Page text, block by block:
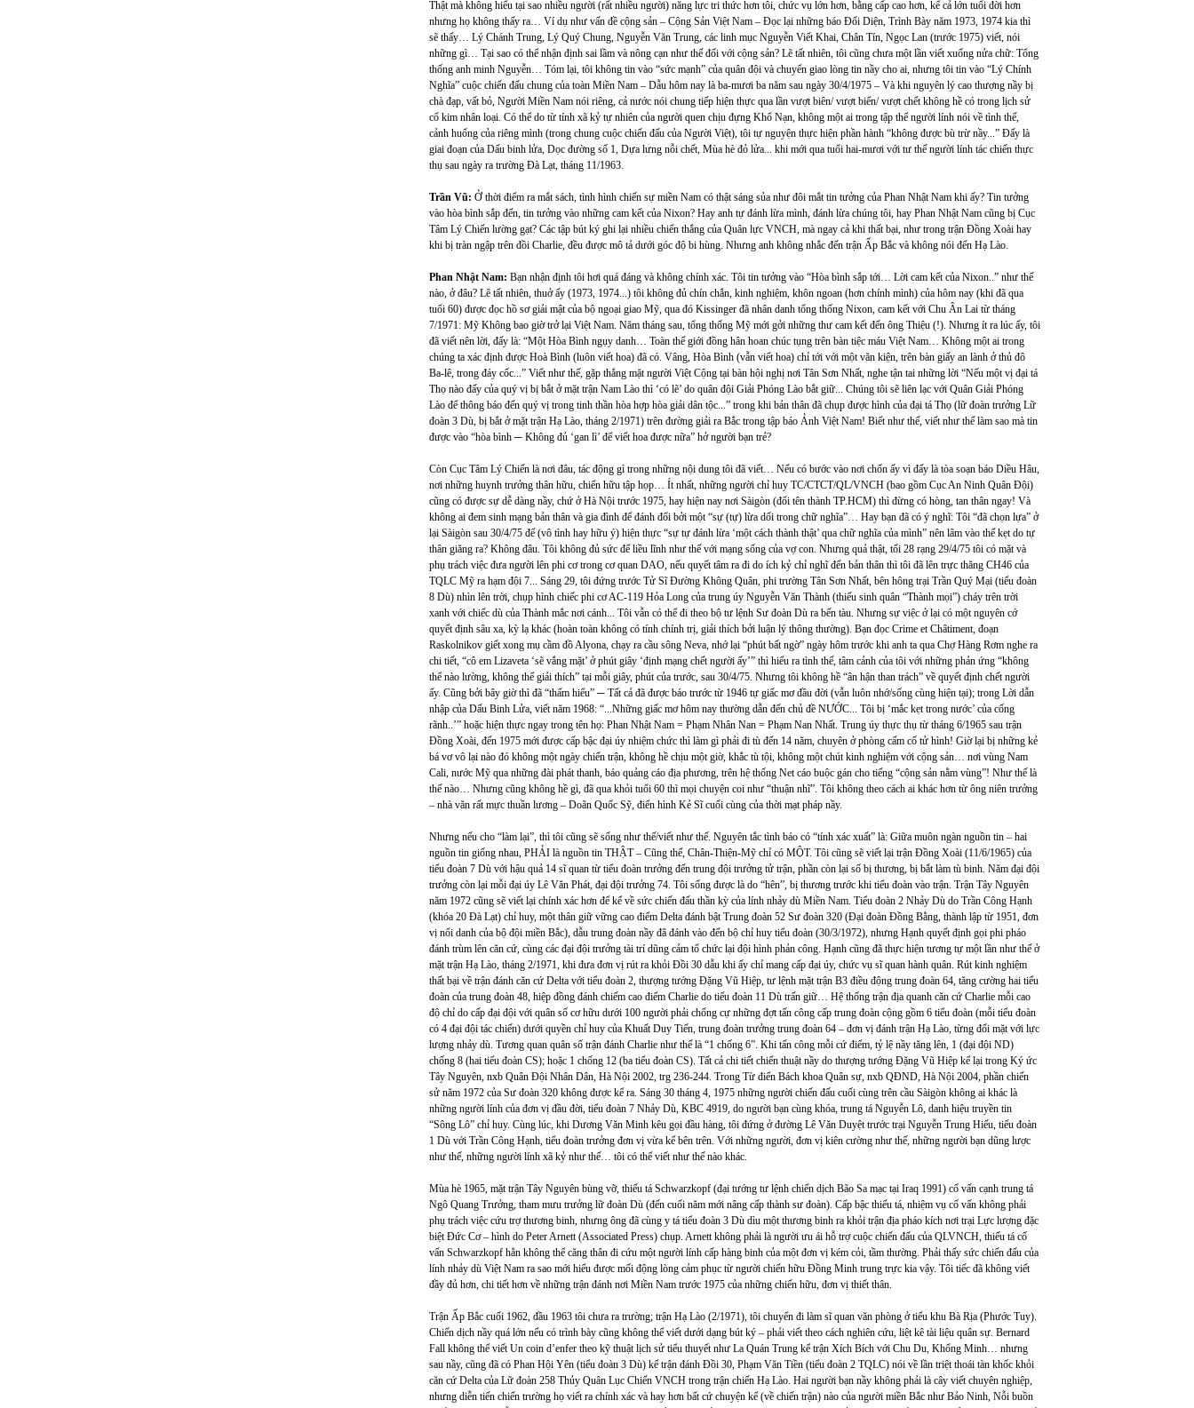
Thật mà không hiểu tại sao nhiều người (rất nhiều người) năng lực tri thức hơn tôi, chức vụ lớn hơn, bằng cấp cao hơn, kể cả lớn tuổi đời hơn
nhưng họ không thấy ra… Ví dụ như vấn đề cộng sản – Cộng Sản Việt Nam – Đọc lại những báo Đối Diện, Trình Bày năm 1973, 1974 kia thì
sẽ thấy… Lý Chánh Trung, Lý Quý Chung, Nguyễn Văn Trung, các linh mục Nguyễn Viết Khai, Chân Tín, Ngọc Lan (trước 1975) viết, nói
những gì… Tại sao có thể nhận định sai lầm và nông cạn như thế đối với cộng sản? Lẽ tất nhiên, tôi cũng chưa một lần viết xuống nửa chữ: Tổng
thống anh minh Nguyễn… Tóm lại, tôi không tin vào “sức mạnh” của quân đội và chuyển giao lòng tin nầy cho ai, nhưng tôi tin vào “Lý Chính
Nghĩa” cuộc chiến đấu chung của toàn Miền Nam – Dẫu hôm nay là ba-mươi ba năm sau ngày 30/4/1975 – Và khi nguyên lý cao thượng nầy bị
chà đạp, vất bỏ, Người Miền Nam nói riêng, cả nước nói chung tiếp hiện thực qua lần vượt biên/ vượt biển/ vượt chết không hề có trong lịch sử
cổ kim nhân loại. Có thể do từ tính xã kỷ tự nhiên của người quen chịu đựng Khổ Nạn, không một ai trong tập thể người lính nói về tình thế,
cảnh huống của riêng mình (trong chung cuộc chiến đấu của Người Việt), tôi tự nguyện thực hiện phần hành “không được bù trừ nầy...” Đấy là
giai đoạn của Dấu binh lửa, Dọc đường số 1, Dựa lưng nỗi chết, Mùa hè đỏ lửa... khi mới qua tuổi hai-mươi với tư thế người lính tác chiến thực
thụ sau ngày ra trường Đà Lạt, tháng 11/1963.
Trần Vũ: Ở thời điểm ra mắt sách, tình hình chiến sự miền Nam có thật sáng sủa như đôi mắt tin tưởng của Phan Nhật Nam khi ấy? Tin tưởng
vào hòa bình sắp đến, tin tưởng vào những cam kết của Nixon? Hay anh tự đánh lừa mình, đánh lừa chúng tôi, hay Phan Nhật Nam cũng bị Cục
Tâm Lý Chiến lường gạt? Các tập bút ký ghi lại nhiều chiến thắng của Quân lực VNCH, mà ngay cả khi thất bại, như trong trận Đồng Xoài hay
khi bị tràn ngập trên đồi Charlie, đều được mô tả dưới góc độ bi hùng. Nhưng anh không nhắc đến trận Ấp Bắc và không nói đến Hạ Lào.
Phan Nhật Nam: Bạn nhận định tôi hơi quá đáng và không chính xác. Tôi tin tưởng vào “Hòa bình sắp tới… Lời cam kết của Nixon..” như thế
nào, ở đâu? Lẽ tất nhiên, thuở ấy (1973, 1974...) tôi không đủ chín chắn, kinh nghiệm, khôn ngoan (hơn chính mình) của hôm nay (khi đã qua
tuổi 60) được đọc hồ sơ giải mật của bộ ngoại giao Mỹ, qua đó Kissinger đã nhân danh tổng thống Nixon, cam kết với Chu Ân Lai từ tháng
7/1971: Mỹ Không bao giờ trở lại Việt Nam. Năm tháng sau, tổng thống Mỹ mới gởi những thư cam kết đến ông Thiệu (!). Nhưng ít ra lúc ấy, tôi
đã viết nên lời, đấy là: “Một Hòa Bình ngụy danh… Toàn thế giới đồng hân hoan chúc tụng trên bàn tiệc máu Việt Nam… Không một ai trong
chúng ta xác định được Hoà Bình (luôn viết hoa) đã có. Vâng, Hòa Bình (vẫn viết hoa) chỉ tới với một văn kiện, trên bàn giấy an lành ở thủ đô
Ba-lê, trong đáy cốc...” Viết như thế, gặp thẳng mặt người Việt Cộng tại bàn hội nghị nơi Tân Sơn Nhất, nghe tận tai những lời “Nếu một vị đại tá
Thọ nào đấy của quý vị bị bắt ở mặt trận Nam Lào thì ‘có lẽ’ do quân đội Giải Phóng Lào bắt giữ... Chúng tôi sẽ liên lạc với Quân Giải Phóng
Lào để thông báo đến quý vị trong tinh thần hòa hợp hòa giải dân tộc...” trong khi bản thân đã chụp được hình của đại tá Thọ (lữ đoàn trưởng Lữ
đoàn 3 Dù, bị bắt ở mặt trận Hạ Lào, tháng 2/1971) trên đường giải ra Bắc trong tập báo Ảnh Việt Nam! Biết như thế, viết như thế làm sao mà tin
được vào “hòa bình ─ Không đủ ‘gan lì’ để viết hoa được nữa” hở người bạn trẻ?
Còn Cục Tâm Lý Chiến là nơi đâu, tác động gì trong những nội dung tôi đã viết… Nếu có bước vào nơi chốn ấy vì đấy là tòa soạn báo Diều Hâu,
nơi những huynh trưởng thân hữu, chiến hữu tập họp… Ít nhất, những người chỉ huy TC/CTCT/QL/VNCH (bao gồm Cục An Ninh Quân Đội)
cũng có được sự dễ dàng nầy, chứ ở Hà Nội trước 1975, hay hiện nay nơi Sàigòn (đổi tên thành TP.HCM) thì đừng có hòng, tan thân ngay! Và
không ai đem sinh mạng bản thân và gia đình để đánh đổi bởi một “sự (tự) lừa dối trong chữ nghĩa”… Hay bạn đã có ý nghĩ: Tôi “đã chọn lựa” ở
lại Sàigòn sau 30/4/75 để (vô tình hay hữu ý) hiện thực “sự tự đánh lừa ‘một cách thành thật’ qua chữ nghĩa của mình” nên lâm vào thế kẹt do tự
thân giăng ra? Không đâu. Tôi không đủ sức để liều lĩnh như thế với mạng sống của vợ con. Nhưng quả thật, tối 28 rạng 29/4/75 tôi có mặt và
phụ trách việc đưa người lên phi cơ trong cơ quan DAO, nếu quyết tâm ra đi do ích kỷ chỉ nghĩ đến bản thân thì tôi đã lên trực thăng CH46 của
TQLC Mỹ ra hạm đội 7... Sáng 29, tôi đứng trước Tử Sĩ Đường Không Quân, phi trường Tân Sơn Nhất, bên hông trại Trần Quý Mại (tiểu đoàn
8 Dù) nhìn lên trời, chụp hình chiếc phi cơ AC-119 Hỏa Long của trung úy Nguyễn Văn Thành (thiếu sinh quân “Thành mọi”) cháy trên trời
xanh với chiếc dù của Thành mắc nơi cánh... Tôi vẫn có thể đi theo bộ tư lệnh Sư đoàn Dù ra bến tàu. Nhưng sự việc ở lại có một nguyên cớ
quyết định sâu xa, kỳ lạ khác (hoàn toàn không có tính chính trị, giải thích bởi luận lý thông thường). Bạn đọc Crime et Châtiment, đoạn
Raskolnikov giết xong mụ cầm đồ Alyona, chạy ra cầu sông Neva, nhớ lại “phút bất ngờ” ngày hôm trước khi anh ta qua Chợ Hàng Rơm nghe ra
chi tiết, “cô em Lizaveta ‘sẽ vắng mặt’ ở phút giây ‘định mạng chết người ấy’” thì hiểu ra tình thế, tâm cảnh của tôi với những phản ứng “không
thể nào lường, không thể giải thích” tại mỗi giây, phút của trước, sau 30/4/75. Nhưng tôi không hề “ân hận than trách” về quyết định chết người
ấy. Cũng bởi bây giờ thì đã “thấm hiểu” ─ Tất cả đã được báo trước từ 1946 tự giấc mơ đầu đời (vẫn luôn nhớ/sống cùng hiện tại); trong Lời dẫn
nhập của Dấu Binh Lửa, viết năm 1968: “...Những giấc mơ hôm nay thường dẫn đến chủ đề NƯỚC... Tôi bị ‘mắc kẹt trong nước’ của cống
rãnh..’” hoặc hiện thực ngay trong tên họ: Phan Nhật Nam = Phạm Nhân Nan = Phạm Nan Nhất. Trung úy thực thụ từ tháng 6/1965 sau trận
Đồng Xoài, đến 1975 mới được cấp bậc đại úy nhiệm chức thì làm gì phải đi tù đến 14 năm, chuyên ở phòng cấm cố tử hình! Giờ lại bị những kẻ
bá vơ vô lại nào đó không một ngày chiến trận, không hề chịu một giờ, khắc tù tội, không một chút kinh nghiệm với cộng sản… nơi vùng Nam
Cali, nước Mỹ qua những đài phát thanh, báo quảng cáo địa phương, trên hệ thống Net cáo buộc gán cho tiếng “cộng sản nằm vùng”! Như thế là
thế nào… Nhưng cũng không hề gì, đã qua khỏi tuổi 60 thì mọi chuyện coi như “thuận nhĩ”. Tôi không theo cách ai khác hơn từ ông niên trưởng
– nhà văn rất mực thuần lương – Doãn Quốc Sỹ, điển hình Kẻ Sĩ cuối cùng của thời mạt pháp nầy.
Nhưng nếu cho “làm lại”, thì tôi cũng sẽ sống như thế/viết như thế. Nguyên tắc tình báo có “tính xác xuất” là: Giữa muôn ngàn nguồn tin – hai
nguồn tin giống nhau, PHẢI là nguồn tin THẬT – Cũng thế, Chân-Thiện-Mỹ chỉ có MỘT. Tôi cũng sẽ viết lại trận Đồng Xoài (11/6/1965) của
tiểu đoàn 7 Dù với hậu quả 14 sĩ quan từ tiểu đoàn trưởng đến trung đội trưởng tử trận, phần còn lại số bị thương, bị bắt làm tù binh. Năm đại đội
trưởng còn lại mỗi đại úy Lê Văn Phát, đại đội trưởng 74. Tôi sống được là do “hên”, bị thương trước khi tiểu đoàn vào trận. Trận Tây Nguyên
năm 1972 cũng sẽ viết lại chính xác hơn để kể về sức chiến đấu thần kỳ của lính nhảy dù Miền Nam. Tiểu đoàn 2 Nhảy Dù do Trần Công Hạnh
(khóa 20 Đà Lạt) chỉ huy, một thân giữ vững cao điểm Delta đánh bật Trung đoàn 52 Sư đoàn 320 (Đại đoàn Đồng Bằng, thành lập từ 1951, đơn
vị nổi danh của bộ đội miền Bắc), dẫu trung đoàn nầy đã đánh vào đến bộ chỉ huy tiểu đoàn (30/3/1972), nhưng Hạnh quyết định gọi phi pháo
đánh trùm lên căn cứ, cùng các đại đội trưởng tài trí dũng cảm tổ chức lại đội hình phản công. Hạnh cũng đã thực hiện tương tự một lần như thế ở
mặt trận Hạ Lào, tháng 2/1971, khi đưa đơn vị rút ra khỏi Đồi 30 dẫu khi ấy chỉ mang cấp đại úy, chức vụ sĩ quan hành quân. Rút kinh nghiệm
thất bại về trận đánh căn cứ Delta với tiểu đoàn 2, thượng tướng Đặng Vũ Hiệp, tư lệnh mặt trận B3 điều động trung đoàn 64, tăng cường hai tiểu
đoàn của trung đoàn 48, hiệp đồng đánh chiếm cao điểm Charlie do tiểu đoàn 11 Dù trấn giữ… Hệ thống trận địa quanh căn cứ Charlie mỗi cao
độ chỉ do cấp đại đội với quân số cơ hữu dưới 100 người phải chống cự những đợt tấn công cấp trung đoàn cộng gồm 6 tiểu đoàn (mỗi tiểu đoàn
có 4 đại đội tác chiến) dưới quyền chỉ huy của Khuất Duy Tiến, trung đoàn trưởng trung đoàn 64 – đơn vị đánh trận Hạ Lào, từng đối mặt với lực
lượng nhảy dù. Tương quan quân số trận đánh Charlie như thế là “1 chống 6”. Khi tấn công mỗi cứ điểm, tỷ lệ nầy tăng lên, 1 (đại đội ND)
chống 8 (hai tiểu đoàn CS); hoặc 1 chống 12 (ba tiểu đoàn CS). Tất cả chi tiết chiến thuật nầy do thượng tướng Đặng Vũ Hiệp kể lại trong Ký ức
Tây Nguyên, nxb Quân Đội Nhân Dân, Hà Nội 2002, trg 236-244. Trong Từ điển Bách khoa Quân sự, nxb QĐND, Hà Nội 2004, phần chiến
sử năm 1972 của Sư đoàn 320 không được kể ra. Sáng 30 tháng 4, 1975 những người chiến đấu cuối cùng trên cầu Sàigòn không ai khác là
những người lính của đơn vị đầu đời, tiểu đoàn 7 Nhảy Dù, KBC 4919, do người bạn cùng khóa, trung tá Nguyễn Lô, danh hiệu truyền tin
“Sông Lô” chỉ huy. Cùng lúc, khi Dương Văn Minh kêu gọi đầu hàng, tôi đứng ở đường Lê Văn Duyệt trước trại Nguyễn Trung Hiếu, tiểu đoàn
1 Dù với Trần Công Hạnh, tiểu đoàn trưởng đơn vị vừa kể bên trên. Với những người, đơn vị kiên cường như thế, những người bạn dũng lược
như thế, những người lính xã kỷ như thế… tôi có thể viết như thế nào khác.
Mùa hè 1965, mặt trận Tây Nguyên bùng vỡ, thiếu tá Schwarzkopf (đại tướng tư lệnh chiến dịch Bão Sa mạc tại Iraq 1991) cố vấn cạnh trung tá
Ngô Quang Trưởng, tham mưu trưởng lữ đoàn Dù (đến cuối năm mới nâng cấp thành sư đoàn). Cấp bậc thiếu tá, nhiệm vụ cố vấn không phải
phụ trách việc cứu trợ thương binh, nhưng ông đã cùng y tá tiểu đoàn 3 Dù dìu một thương binh ra khỏi trận địa pháo kích nơi trại Lực lượng đặc
biệt Đức Cơ – hình do Peter Arnett (Associated Press) chụp. Arnett không phải là người ưu ái hỗ trợ cuộc chiến đấu của QLVNCH, thiếu tá cố
vấn Schwarzkopf hẳn không thể căng thân đi cứu một người lính cấp hàng binh của một đơn vị kém cỏi, tầm thường. Phải thấy sức chiến đấu của
lính nhảy dù Việt Nam ra sao mới hiểu được mối động lòng cảm phục từ người chiến hữu Đồng Minh trung trực kia vậy. Tôi tiếc đã không viết
đầy đủ hơn, chi tiết hơn về những trận đánh nơi Miền Nam trước 1975 của những chiến hữu, đơn vị thiết thân.
Trận Ấp Bắc cuối 1962, đầu 1963 tôi chưa ra trường; trận Hạ Lào (2/1971), tôi chuyển đi làm sĩ quan văn phòng ở tiểu khu Bà Rịa (Phước Tuy).
Chiến dịch nầy quá lớn nếu có trình bày cũng không thể viết dưới dạng bút ký – phải viết theo cách nghiên cứu, liệt kê tài liệu quân sự. Bernard
Fall không thể viết Un coin d’enfer theo kỹ thuật lịch sử tiểu thuyết như La Quán Trung kể trận Xích Bích với Chu Du, Khổng Minh… nhưng
sau nầy, cũng đã có Phan Hội Yên (tiểu đoàn 3 Dù) kể trận đánh Đồi 30, Phạm Văn Tiền (tiểu đoàn 2 TQLC) nói về lần triệt thoái tàn khốc khỏi
căn cứ Delta của Lữ đoàn 258 Thủy Quân Lục Chiến VNCH trong trận chiến Hạ Lào. Hai người bạn nầy không phải là cây viết chuyên nghiệp,
nhưng diễn tiến chiến trường họ viết ra chính xác và hay hơn bất cứ chuyện kể (về chiến trận) nào của người miền Bắc như Bảo Ninh, Nỗi buồn